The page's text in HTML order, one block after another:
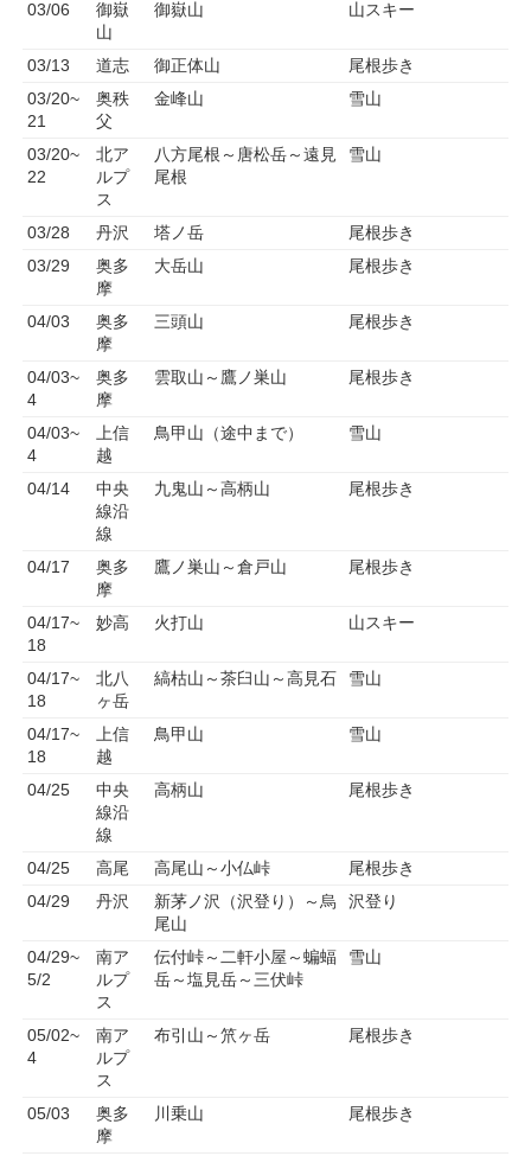
03/06
御嶽
山
御嶽山 山スキー
03/13 道志 御正体山
尾根歩き
03/20~
21
奥秩
父
金峰山 雪山
03/20~
22
北ア
ルプ
ス
八方尾根～唐松岳～遠見
尾根
雪山
03/28 丹沢 塔ノ岳
尾根歩き
03/29
奥多
摩
大岳山 尾根歩き
04/03
奥多
摩
三頭山 尾根歩き
04/03~
4
奥多
摩
雲取山～鷹ノ巣山 尾根歩き
04/03~
4
上信
越
鳥甲山（途中まで） 雪山
04/14
中央
線沿
線
九鬼山～高柄山 尾根歩き
04/17
奥多
摩
鷹ノ巣山～倉戸山 尾根歩き
04/17~
18
妙高 火打山 山スキー
04/17~
18
北八
ヶ岳
縞枯山～茶臼山～高見石 雪山
04/17~
18
上信
越
鳥甲山 雪山
04/25
中央
線沿
線
高柄山 尾根歩き
04/25 高尾 高尾山～小仏峠
尾根歩き
04/29
丹沢
新茅ノ沢（沢登り）～烏
尾山
沢登り
04/29~
5/2
南ア
ルプ
ス
伝付峠～二軒小屋～蝙蝠
岳～塩見岳～三伏峠
雪山
05/02~
4
南ア
ルプ
ス
布引山～笊ヶ岳 尾根歩き
05/03
奥多
摩
川乗山 尾根歩き